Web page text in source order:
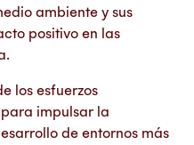
ambiente y sus
positivo en las
los esfuerzos
impulsar la
de entornos más